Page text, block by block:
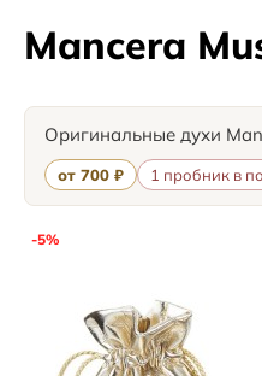
Mancera
Оригинальные духи
от 700 ₽ 1 пробник в
-5%